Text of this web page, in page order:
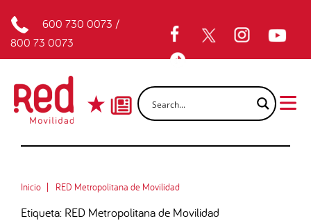
600 730 0073 /
800 73 0073
Inicio RED Metropolitana de Movilidad
Etiqueta: RED Metropolitana de Movilidad